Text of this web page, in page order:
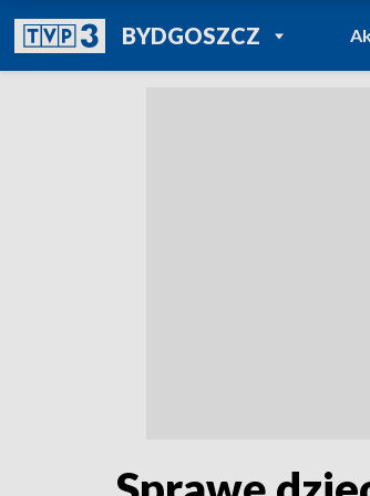
BYDGOSZCZPOWRÓT DO
TVP REGIONY